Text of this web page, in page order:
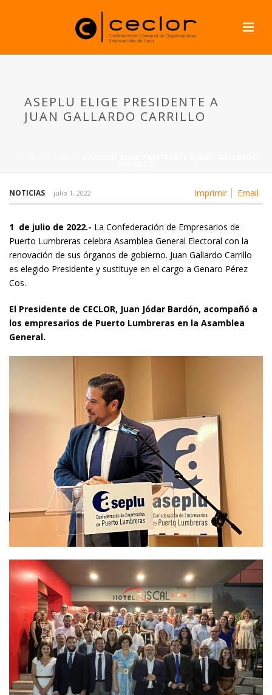
ASEPLU ELIGE PRESIDENTE A
JUAN GALLARDO CARRILLO
Imprimir Email
NOTICIAS julio 1, 2022
1 de julio de 2022.- La Confederación de Empresarios de
Puerto Lumbreras celebra Asamblea General Electoral con la
renovación de sus órganos de gobierno. Juan Gallardo Carrillo
es elegido Presidente y sustituye en el cargo a Genaro Pérez
Cos.
El Presidente de CECLOR, Juan Jódar Bardón, acompañó a
los empresarios de Puerto Lumbreras en la Asamblea
General.